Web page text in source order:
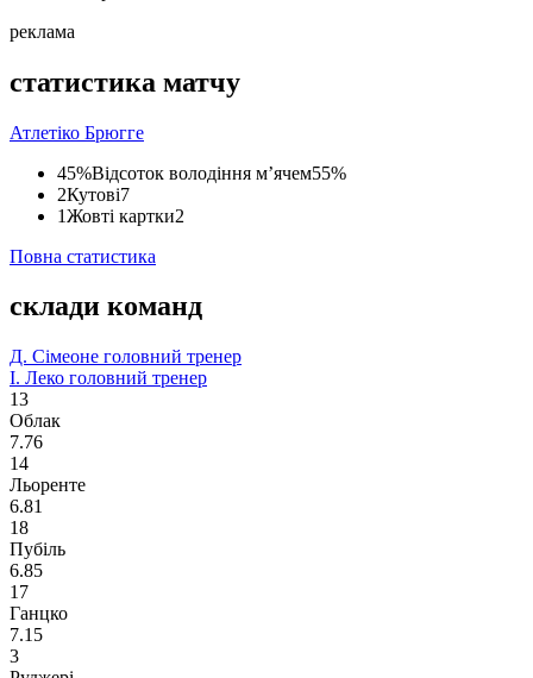
реклама
статистика матчу
Атлетіко Брюгге
45%Відсоток володіння м’ячем55%
2Кутові7
1Жовті картки2
Повна статистика
склади команд
Д. Сімеоне головний тренер
І. Леко головний тренер
13
Облак
7.76
14
Льоренте
6.81
18
Пубіль
6.85
17
Ганцко
7.15
3